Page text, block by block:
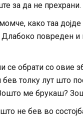
за да не прехрани.
како таа
повреден и
обрати со овие
толку лут што
ме брукаш?
не бев во